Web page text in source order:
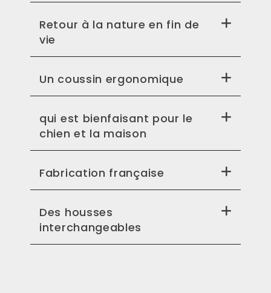
Retour à la nature en fin de
vie
Un coussin ergonomique
qui est bienfaisant pour le
chien et la maison
Fabrication française
Des housses
interchangeables